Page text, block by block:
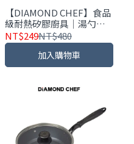
【DIAMOND CHEF】食品
級耐熱矽膠廚具｜湯勺｜
漏勺｜料理夾｜鍋鏟
NT$249NT$480
加入購物車